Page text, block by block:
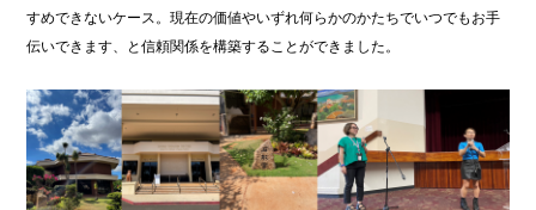
すめできないケース。現在の価値やいずれ何らかのかたちでいつでもお手
伝いできます、と信頼関係を構築することができました。